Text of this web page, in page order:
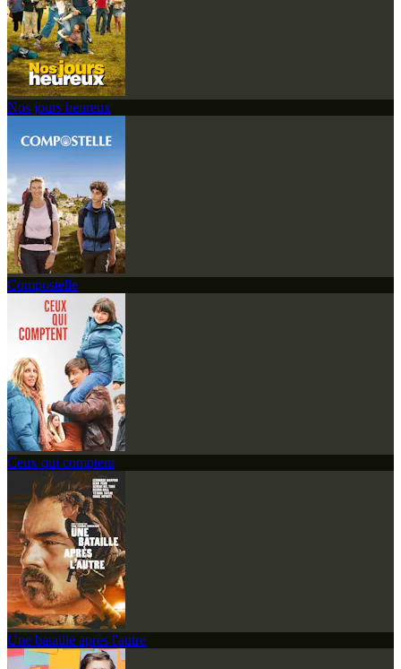
Nos jours heureux
Compostelle
Ceux qui comptent
Une bataille après l'autre